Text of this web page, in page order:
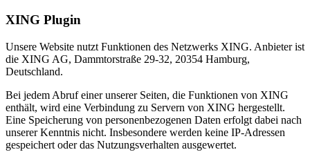
XING Plugin
Unsere Website nutzt Funktionen des Netzwerks XING. Anbieter ist
die XING AG, Dammtorstraße 29-32, 20354 Hamburg,
Deutschland.
Bei jedem Abruf einer unserer Seiten, die Funktionen von XING
enthält, wird eine Verbindung zu Servern von XING hergestellt.
Eine Speicherung von personenbezogenen Daten erfolgt dabei nach
unserer Kenntnis nicht. Insbesondere werden keine IP-Adressen
gespeichert oder das Nutzungsverhalten ausgewertet.